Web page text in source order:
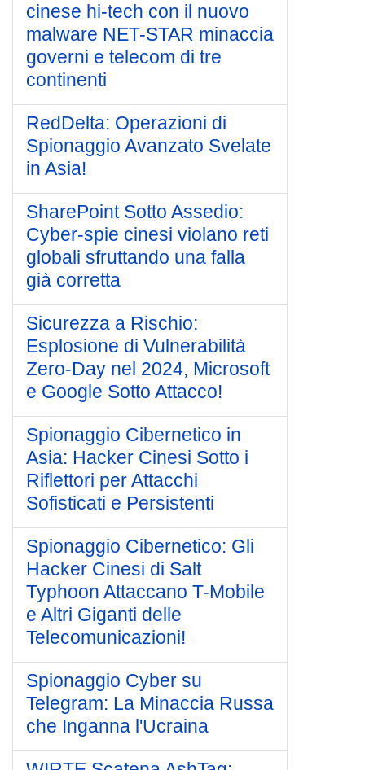
cinese hi-tech con il nuovo
malware NET-STAR minaccia
governi e telecom di tre
continenti
RedDelta: Operazioni di
Spionaggio Avanzato Svelate
in Asia!
SharePoint Sotto Assedio:
Cyber-spie cinesi violano reti
globali sfruttando una falla
già corretta
Sicurezza a Rischio:
Esplosione di Vulnerabilità
Zero-Day nel 2024, Microsoft
e Google Sotto Attacco!
Spionaggio Cibernetico in
Asia: Hacker Cinesi Sotto i
Riflettori per Attacchi
Sofisticati e Persistenti
Spionaggio Cibernetico: Gli
Hacker Cinesi di Salt
Typhoon Attaccano T-Mobile
e Altri Giganti delle
Telecomunicazioni!
Spionaggio Cyber su
Telegram: La Minaccia Russa
che Inganna l'Ucraina